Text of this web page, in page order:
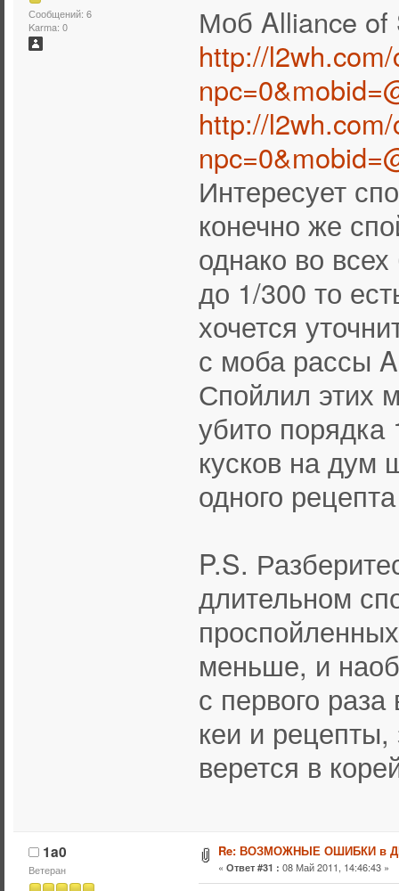
Сообщений: 6
Karma: 0
Моб Alliance of
http://
http://
Интересует
конечно же
однако во
до 1/300 то
хочется
с моба рассы
Спойлил этих
убито
кусков на дум
одного
P.S.
длительном
меньше, и
с первого
кеи и
верется в
1a0
Ветеран
Re: ВОЗМОЖНЫЕ ОШИБКИ в
« Ответ #31 : 08 Май 2011, 14:46:43 »